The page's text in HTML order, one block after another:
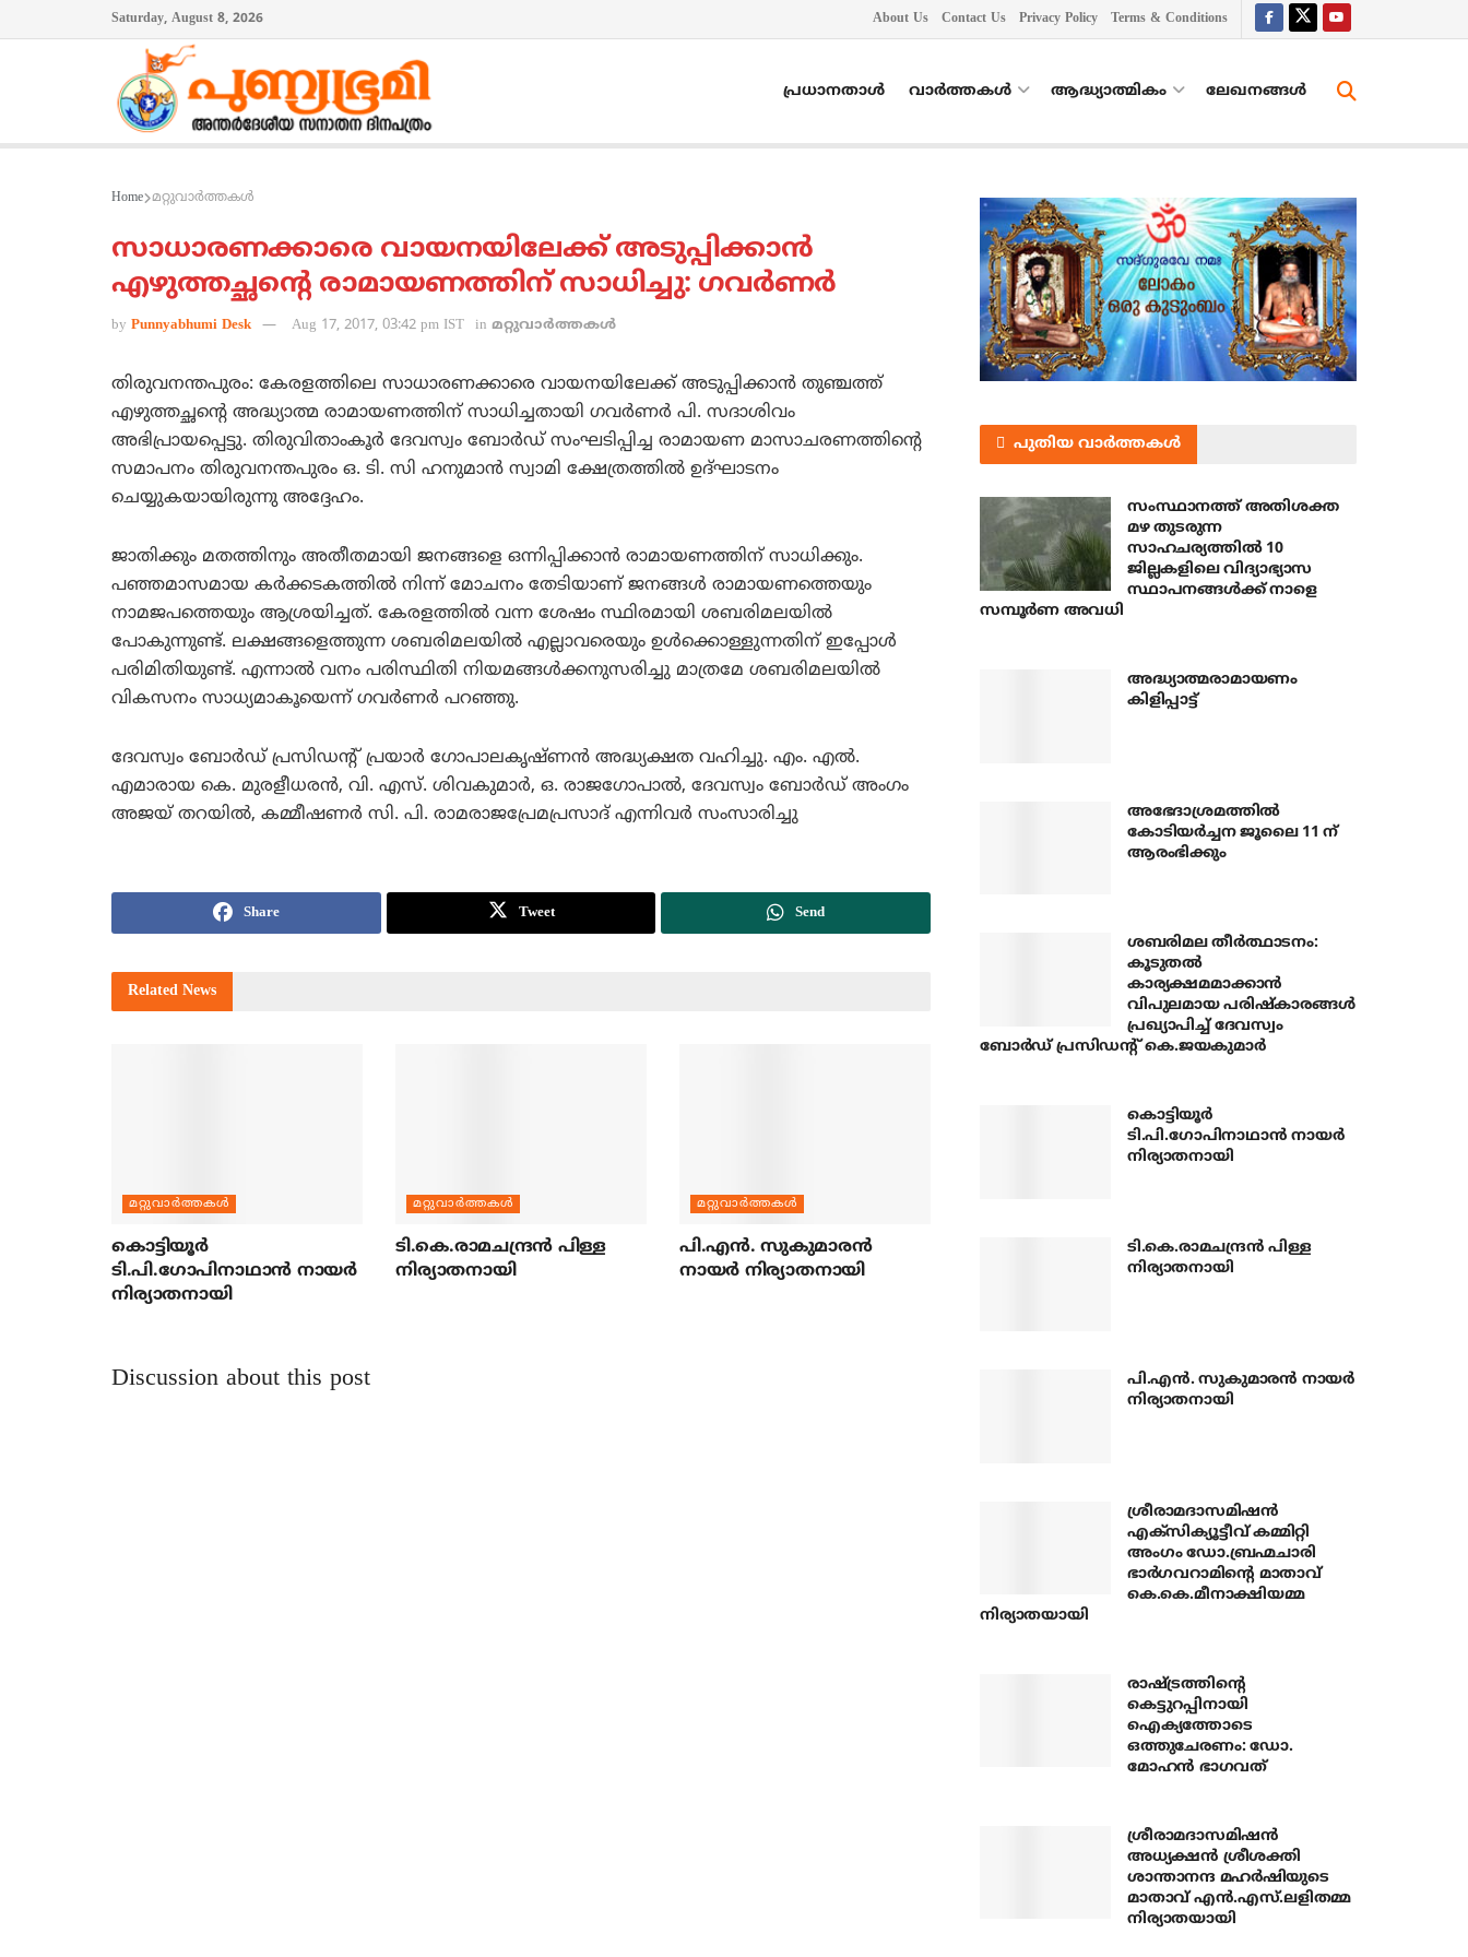
Saturday, August 8, 2026 About Us Contact Us Privacy Policy Terms & Conditions
പ്രധാനതാൾ വാർത്തകൾ ആദ്ധ്യാത്മികം ലേഖനങ്ങള്‍
Home മറ്റുവാര്‍ത്തകള്‍
സാധാരണക്കാരെ വായനയിലേക്ക് അടുപ്പിക്കാന്‍
എഴുത്തച്ഛന്റെ രാമായണത്തിന് സാധിച്ചു: ഗവര്‍ണര്‍
by Punnyabhumi Desk Aug 17, 2017, 03:42 pm IST in മറ്റുവാര്‍ത്തകള്‍
തിരുവനന്തപുരം: കേരളത്തിലെ സാധാരണക്കാരെ വായനയിലേക്ക് അടുപ്പിക്കാന്‍ തുഞ്ചത്ത്
എഴുത്തച്ഛന്റെ അദ്ധ്യാത്മ രാമായണത്തിന് സാധിച്ചതായി ഗവര്‍ണര്‍ പി. സദാശിവം
അഭിപ്രായപ്പെട്ടു. തിരുവിതാംകൂര്‍ ദേവസ്വം ബോര്‍ഡ് സംഘടിപ്പിച്ച രാമായണ മാസാചരണത്തിന്റെ
സമാപനം തിരുവനന്തപുരം ഒ. ടി. സി ഹനുമാന്‍ സ്വാമി ക്ഷേത്രത്തില്‍ ഉദ്ഘാടനം
ചെയ്യുകയായിരുന്നു അദ്ദേഹം.
ജാതിക്കും മതത്തിനും അതീതമായി ജനങ്ങളെ ഒന്നിപ്പിക്കാന്‍ രാമായണത്തിന് സാധിക്കും.
പഞ്ഞമാസമായ കര്‍ക്കടകത്തില്‍ നിന്ന് മോചനം തേടിയാണ് ജനങ്ങള്‍ രാമായണത്തെയും
നാമജപത്തെയും ആശ്രയിച്ചത്. കേരളത്തില്‍ വന്ന ശേഷം സ്ഥിരമായി ശബരിമലയില്‍
പോകുന്നുണ്ട്. ലക്ഷങ്ങളെത്തുന്ന ശബരിമലയില്‍ എല്ലാവരെയും ഉള്‍ക്കൊള്ളുന്നതിന് ഇപ്പോള്‍
പരിമിതിയുണ്ട്. എന്നാല്‍ വനം പരിസ്ഥിതി നിയമങ്ങള്‍ക്കനുസരിച്ചു മാത്രമേ ശബരിമലയില്‍
വികസനം സാധ്യമാകൂയെന്ന് ഗവര്‍ണര്‍ പറഞ്ഞു.
ദേവസ്വം ബോര്‍ഡ് പ്രസിഡന്റ് പ്രയാര്‍ ഗോപാലകൃഷ്ണന്‍ അദ്ധ്യക്ഷത വഹിച്ചു. എം. എല്‍.
എമാരായ കെ. മുരളീധരന്‍, വി. എസ്. ശിവകുമാര്‍, ഒ. രാജഗോപാല്‍, ദേവസ്വം ബോര്‍ഡ് അംഗം
അജയ് തറയില്‍, കമ്മീഷണര്‍ സി. പി. രാമരാജപ്രേമപ്രസാദ് എന്നിവര്‍ സംസാരിച്ചു
Share Tweet Send
Related News
മറ്റുവാര്‍ത്തകള്‍
കൊട്ടിയൂര്‍
ടി.പി.ഗോപിനാഥാന്‍ നായര്‍
നിര്യാതനായി
മറ്റുവാര്‍ത്തകള്‍
ടി.കെ.രാമചന്ദ്രന്‍ പിള്ള
നിര്യാതനായി
മറ്റുവാര്‍ത്തകള്‍
പി.എന്‍. സുകുമാരന്‍
നായര്‍ നിര്യാതനായി
Discussion about this post
പുതിയ വാർത്തകൾ
സംസ്ഥാനത്ത് അതിശക്ത
മഴ തുടരുന്ന
സാഹചര്യത്തിൽ 10
ജില്ലകളിലെ വിദ്യാഭ്യാസ
സ്ഥാപനങ്ങൾക്ക് നാളെ
സമ്പൂർണ അവധി
അദ്ധ്യാത്മരാമായണം
കിളിപ്പാട്ട്
അഭേദാശ്രമത്തില്‍
കോടിയര്‍ച്ചന ജൂലൈ 11 ന്
ആരംഭിക്കും
ശബരിമല തീര്‍ത്ഥാടനം:
കൂടുതല്‍
കാര്യക്ഷമമാക്കാന്‍
വിപുലമായ പരിഷ്‌കാരങ്ങള്‍
പ്രഖ്യാപിച്ച് ദേവസ്വം
ബോര്‍ഡ് പ്രസിഡന്റ് കെ.ജയകുമാര്‍
കൊട്ടിയൂര്‍
ടി.പി.ഗോപിനാഥാന്‍ നായര്‍
നിര്യാതനായി
ടി.കെ.രാമചന്ദ്രന്‍ പിള്ള
നിര്യാതനായി
പി.എന്‍. സുകുമാരന്‍ നായര്‍
നിര്യാതനായി
ശ്രീരാമദാസമിഷന്‍
എക്‌സിക്യൂട്ടീവ് കമ്മിറ്റി
അംഗം ഡോ.ബ്രഹ്മചാരി
ഭാര്‍ഗവറാമിന്റെ മാതാവ്
കെ.കെ.മീനാക്ഷിയമ്മ
നിര്യാതയായി
രാഷ്ട്രത്തിന്റെ
കെട്ടുറപ്പിനായി
ഐക്യത്തോടെ
ഒത്തുചേരണം: ഡോ.
മോഹന്‍ ഭാഗവത്
ശ്രീരാമദാസമിഷന്‍
അധ്യക്ഷന്‍ ശ്രീശക്തി
ശാന്താനന്ദ മഹര്‍ഷിയുടെ
മാതാവ് എന്‍.എസ്.ലളിതമ്മ
നിര്യാതയായി